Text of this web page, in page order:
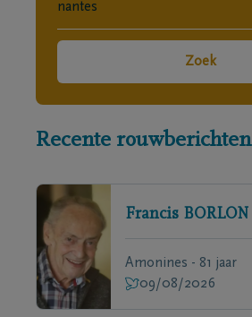
Zoek
Recente rouwberichten
Francis BORLON
Amonines - 81 jaar
09/08/2026